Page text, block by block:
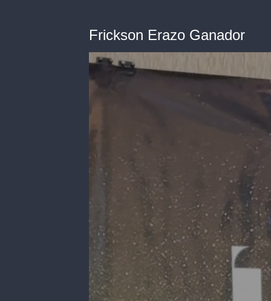
Frickson Erazo Ganador